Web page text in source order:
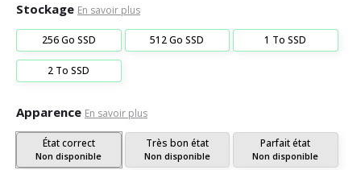
Stockage En savoir plus
256 Go SSD 512 Go SSD 1 To SSD
2 To SSD
Apparence En savoir plus
État correct
Non disponible
Très bon état
Non disponible
Parfait état
Non disponible